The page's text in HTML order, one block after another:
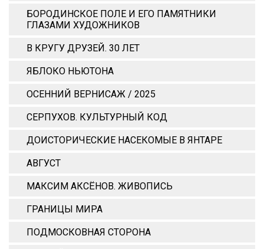
БОРОДИНСКОЕ ПОЛЕ И ЕГО ПАМЯТНИКИ
ГЛАЗАМИ ХУДОЖНИКОВ
В КРУГУ ДРУЗЕЙ. 30 ЛЕТ
ЯБЛОКО НЬЮТОНА
ОСЕННИЙ ВЕРНИСАЖ / 2025
СЕРПУХОВ. КУЛЬТУРНЫЙ КОД
ДОИСТОРИЧЕСКИЕ НАСЕКОМЫЕ В ЯНТАРЕ
АВГУСТ
МАКСИМ АКСЁНОВ. ЖИВОПИСЬ
ГРАНИЦЫ МИРА
ПОДМОСКОВНАЯ СТОРОНА